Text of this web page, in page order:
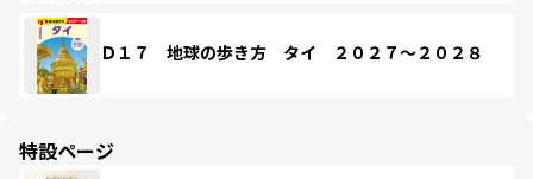
Ｄ１７ 地球の歩き方 タイ ２０２７～２０２８
特設ページ